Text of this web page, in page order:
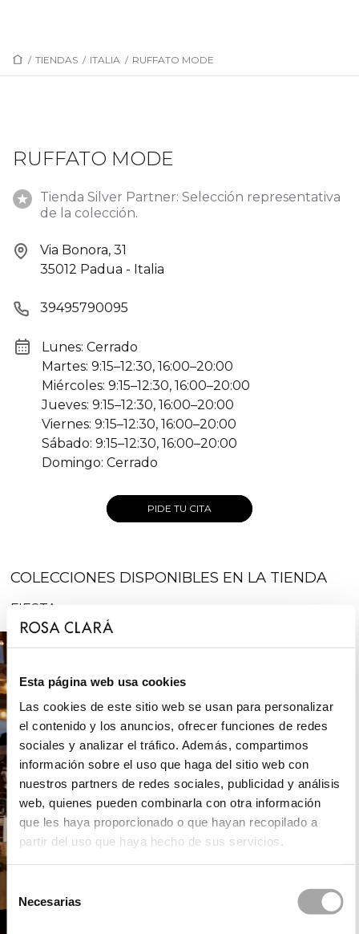
Esta página web usa cookies
Las cookies de este sitio web se usan para personalizar
el contenido y los anuncios, ofrecer funciones de redes
sociales y analizar el tráfico. Además, compartimos
información sobre el uso que haga del sitio web con
nuestros partners de redes sociales, publicidad y análisis
web, quienes pueden combinarla con otra información
que les haya proporcionado o que hayan recopilado a
partir del uso que haya hecho de sus servicios.
Necesarias
/ TIENDAS / ITALIA / RUFFATO MODE
RUFFATO MODE
Tienda Silver Partner: Selección representativa
de la colección.
Via Bonora, 31
35012 Padua - Italia
39495790095
Lunes: Cerrado
Martes: 9:15–12:30, 16:00–20:00
Miércoles: 9:15–12:30, 16:00–20:00
Jueves: 9:15–12:30, 16:00–20:00
Viernes: 9:15–12:30, 16:00–20:00
Sábado: 9:15–12:30, 16:00–20:00
Domingo: Cerrado
PIDE TU CITA
COLECCIONES DISPONIBLES EN LA TIENDA
FIESTA